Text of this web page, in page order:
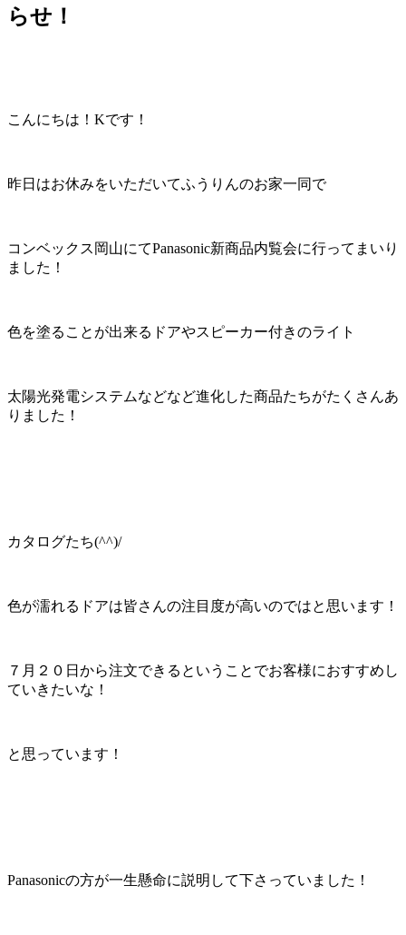
らせ！
こんにちは！Kです！
昨日はお休みをいただいてふうりんのお家一同で
コンベックス岡山にてPanasonic新商品内覧会に行ってまいり
ました！
色を塗ることが出来るドアやスピーカー付きのライト
太陽光発電システムなどなど進化した商品たちがたくさんあ
りました！
カタログたち(^^)/
色が濡れるドアは皆さんの注目度が高いのではと思います！
７月２０日から注文できるということでお客様におすすめし
ていきたいな！
と思っています！
Panasonicの方が一生懸命に説明して下さっていました！